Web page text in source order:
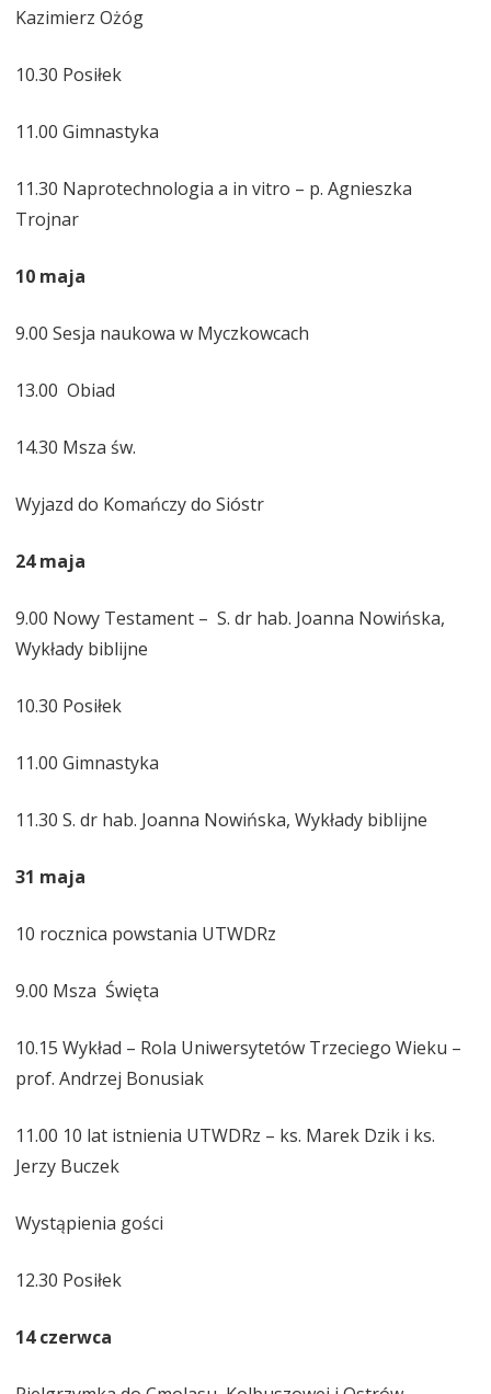
Kazimierz Ożóg
10.30 Posiłek
11.00 Gimnastyka
11.30 Naprotechnologia a in vitro – p. Agnieszka
Trojnar
10 maja
9.00 Sesja naukowa w Myczkowcach
13.00 Obiad
14.30 Msza św.
Wyjazd do Komańczy do Sióstr
24 maja
9.00 Nowy Testament – S. dr hab. Joanna Nowińska,
Wykłady biblijne
10.30 Posiłek
11.00 Gimnastyka
11.30 S. dr hab. Joanna Nowińska, Wykłady biblijne
31 maja
10 rocznica powstania UTWDRz
9.00 Msza Święta
10.15 Wykład – Rola Uniwersytetów Trzeciego Wieku –
prof. Andrzej Bonusiak
11.00 10 lat istnienia UTWDRz – ks. Marek Dzik i ks.
Jerzy Buczek
Wystąpienia gości
12.30 Posiłek
14 czerwca